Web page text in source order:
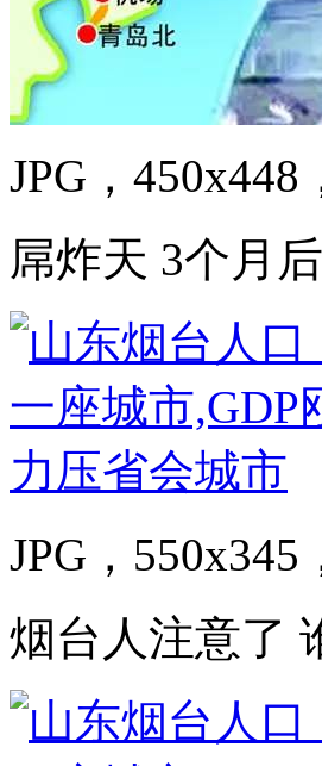
JPG，
屌炸天 3个月
JPG，
烟台人注意了